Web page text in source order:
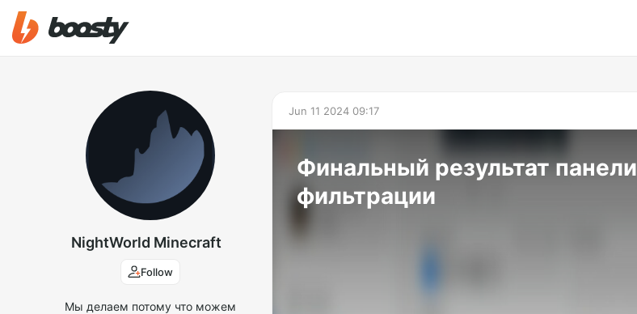
NightWorld Minecraft
Follow
Мы делаем потому что можем
Jun 11 2024 09:17
Финальный результат панели
фильтрации